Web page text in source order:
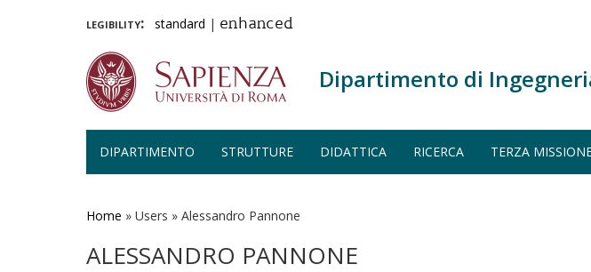
legibility: standard | enhanced
Dipartimento di
DIPARTIMENTO STRUTTURE DIDATTICA RICERCA TERZA
Home » Users » Alessandro Pannone
ALESSANDRO PANNONE